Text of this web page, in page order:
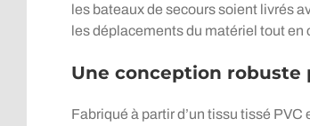
les bateaux de secours soient livrés
les déplacements du matériel tout en
Une conception
Fabriqué à partir d’un tissu tissé